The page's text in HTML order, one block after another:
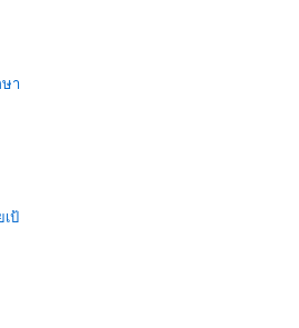
า
ป้